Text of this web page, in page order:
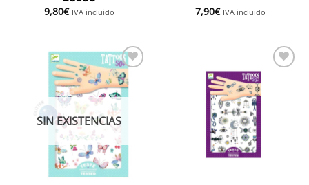
9,80€ IVA incluido 7,90€ IVA incluido
Añadir
a la
lista de
deseos
SIN EXISTENCIAS